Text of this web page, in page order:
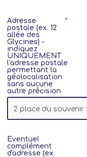
Adresse
postale (ex. 12
allée des
Glycines) -
indiquez
UNIQUEMENT
l'adresse postale
permettant la
géolocalisation
sans aucune
autre précision
Eventuel
complément
d'adresse (ex.